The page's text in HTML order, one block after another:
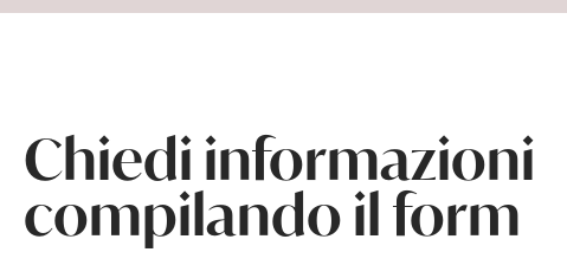
Chiedi informazioni
compilando il form